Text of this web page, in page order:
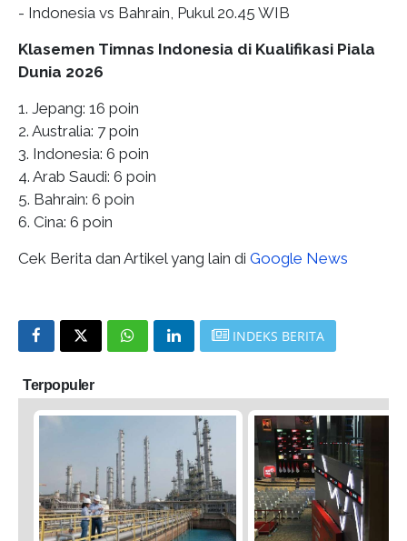
- Indonesia vs Bahrain, Pukul 20.45 WIB
Klasemen Timnas Indonesia di Kualifikasi Piala
Dunia 2026
1. Jepang: 16 poin
2. Australia: 7 poin
3. Indonesia: 6 poin
4. Arab Saudi: 6 poin
5. Bahrain: 6 poin
6. Cina: 6 poin
Cek Berita dan Artikel yang lain di Google News
INDEKS BERITA
Terpopuler